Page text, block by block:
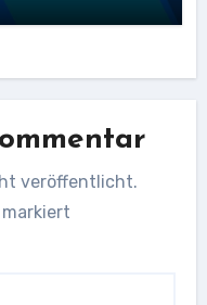
veröffentlicht.
markiert